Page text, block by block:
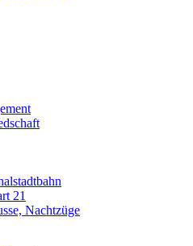
21
Nachtzüge